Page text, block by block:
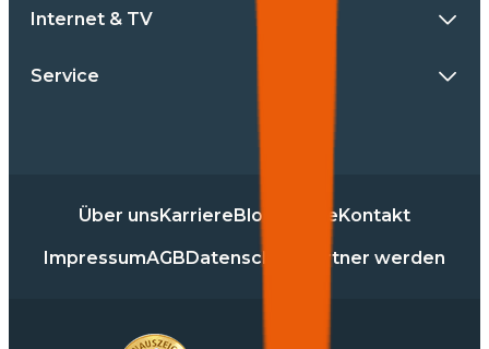
Internet & TV
Service
Über unsKarriereBlog PresseKontakt
ImpressumAGBDatenschutz Partner werden